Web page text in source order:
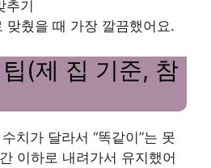
추기
맞췄을 때 가장 깔끔했어요.
(제 집 기준, 참
치가 달라서 “똑같이”는 못
이하로 내려가서 유지했어